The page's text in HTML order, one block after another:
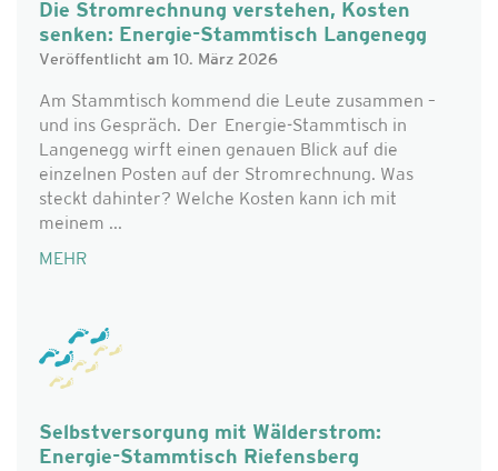
Die Stromrechnung verstehen, Kosten
senken: Energie-Stammtisch Langenegg
Veröffentlicht am 10. März 2026
Am Stammtisch kommend die Leute zusammen –
und ins Gespräch. Der Energie-Stammtisch in
Langenegg wirft einen genauen Blick auf die
einzelnen Posten auf der Stromrechnung. Was
steckt dahinter? Welche Kosten kann ich mit
meinem ...
MEHR
Selbstversorgung mit Wälderstrom:
Energie-Stammtisch Riefensberg